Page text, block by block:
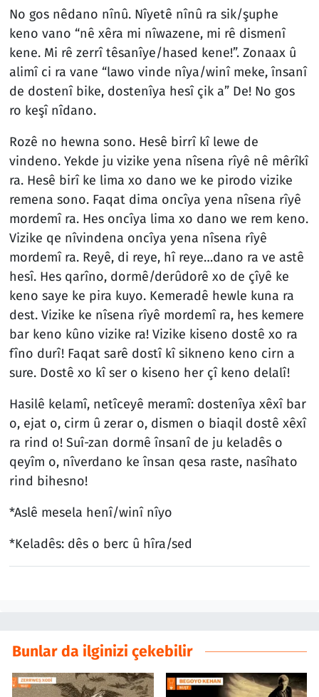
No gos nêdano nînû. Nîyetê nînû ra sik/şuphe
keno vano “nê xêra mi nîwazene, mi rê dismenî
kene. Mi rê zerrî têsanîye/hased kene!”. Zonaax û
alimî ci ra vane “lawo vinde nîya/winî meke, însanî
de dostenî bike, dostenîya hesî çik a” De! No gos
ro keşî nîdano.
Rozê no hewna sono. Hesê birrî kî lewe de
vindeno. Yekde ju vizike yena nîsena rîyê nê mêrîkî
ra. Hesê birî ke lima xo dano we ke pirodo vizike
remena sono. Faqat dima oncîya yena nîsena rîyê
mordemî ra. Hes oncîya lima xo dano we rem keno.
Vizike qe nîvindena oncîya yena nîsena rîyê
mordemî ra. Reyê, di reye, hî reye…dano ra ve astê
hesî. Hes qarîno, dormê/derûdorê xo de çîyê ke
keno saye ke pira kuyo. Kemeradê hewle kuna ra
dest. Vizike ke nîsena rîyê mordemî ra, hes kemere
bar keno kûno vizike ra! Vizike kiseno dostê xo ra
fîno durî! Faqat sarê dostî kî sikneno keno cirn a
sure. Dostê xo kî ser o kiseno her çî keno delalî!
Hasilê kelamî, netîceyê meramî: dostenîya xêxî bar
o, ejat o, cirm û zerar o, dismen o biaqil dostê xêxî
ra rind o! Suî-zan dormê însanî de ju keladês o
qeyîm o, nîverdano ke însan qesa raste, nasîhato
rind bihesno!
*Aslê mesela henî/winî nîyo
*Keladês: dês o berc û hîra/sed
Bunlar da ilginizi çekebilir